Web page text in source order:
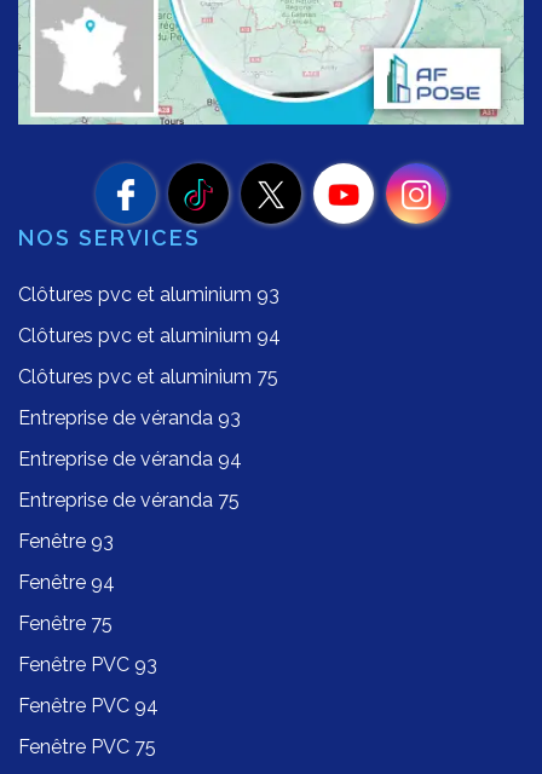
NOS SERVICES
Clôtures pvc et aluminium 93
Clôtures pvc et aluminium 94
Clôtures pvc et aluminium 75
Entreprise de véranda 93
Entreprise de véranda 94
Entreprise de véranda 75
Fenêtre 93
Fenêtre 94
Fenêtre 75
Fenêtre PVC 93
Fenêtre PVC 94
Fenêtre PVC 75